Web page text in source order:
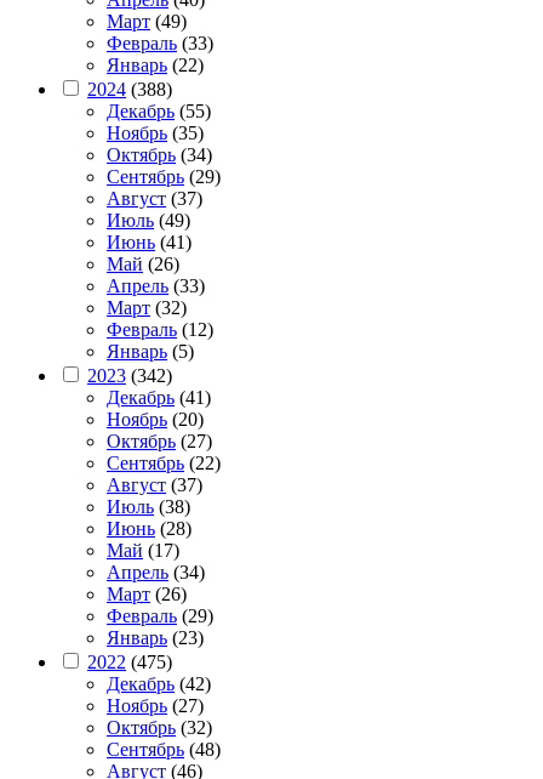
Март (49)
Февраль (33)
Январь (22)
2024 (388)
Декабрь (55)
Ноябрь (35)
Октябрь (34)
Сентябрь (29)
Август (37)
Июль (49)
Июнь (41)
Май (26)
Апрель (33)
Март (32)
Февраль (12)
Январь (5)
2023 (342)
Декабрь (41)
Ноябрь (20)
Октябрь (27)
Сентябрь (22)
Август (37)
Июль (38)
Июнь (28)
Май (17)
Апрель (34)
Март (26)
Февраль (29)
Январь (23)
2022 (475)
Декабрь (42)
Ноябрь (27)
Октябрь (32)
Сентябрь (48)
Август (46)